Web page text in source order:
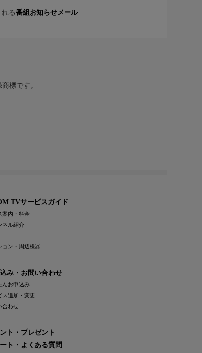
る番組お知らせメール
標です。
TVサービスガイド
案内・料金
ネル紹介
ョン・周辺機器
み・お問い合わせ
んお申込み
ス追加・変更
合わせ
ト・プレゼント
ト・よくある質問